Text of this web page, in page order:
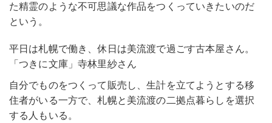
た精霊のような不可思議な作品をつくっていきたいのだ
という。
平日は札幌で働き、休日は美流渡で過ごす古本屋さん。
「つきに文庫」寺林里紗さん
自分でものをつくって販売し、生計を立てようとする移
住者がいる一方で、札幌と美流渡の二拠点暮らしを選択
する人もいる。